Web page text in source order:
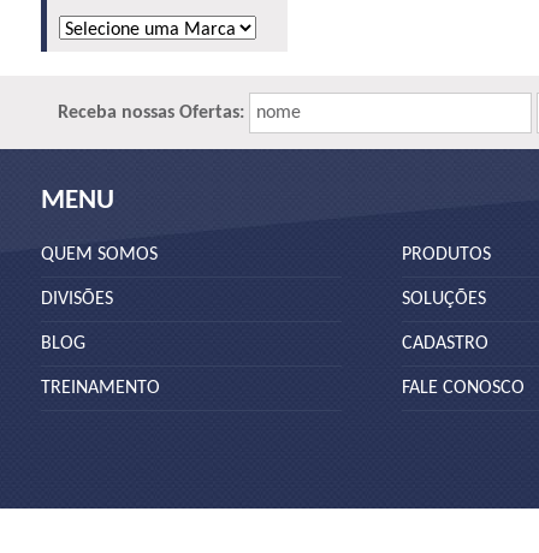
Receba nossas Ofertas: nome
MENU
QUEM SOMOS
DIVISÕES
BLOG
TREINAMENTO
PRODUTOS
SOLUÇÕES
CADASTRO
FALE CONOSCO